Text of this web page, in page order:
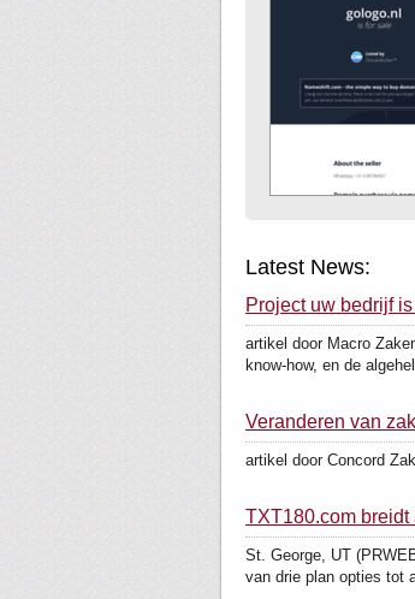
Latest News:
Project uw bedrijf
artikel door Macro
know-how, en de
Veranderen van
artikel door Concord
TXT180.com
St. George, UT
van drie plan opties tot